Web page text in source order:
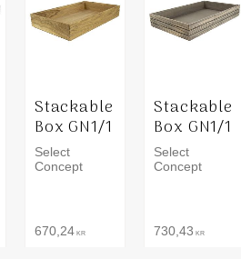
Stackable
Box GN1/1
Select
Concept
670,24KR
Stackable
Box GN1/1
Select
Concept
730,43 KR